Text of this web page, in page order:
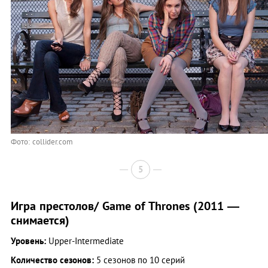
Фото: collider.com
5
Игра престолов/ Game of Thrones (2011 —
снимается)
Уровень: Upper-Intermediate
Количество сезонов: 5 сезонов по 10 серий